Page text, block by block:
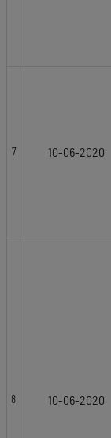
7 10-06-2020
8 10-06-2020